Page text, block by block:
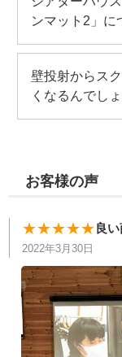
ンマット2」に
壁投射からス
くなるんでし
お客様の声
★★★★★良
2022年3月30日